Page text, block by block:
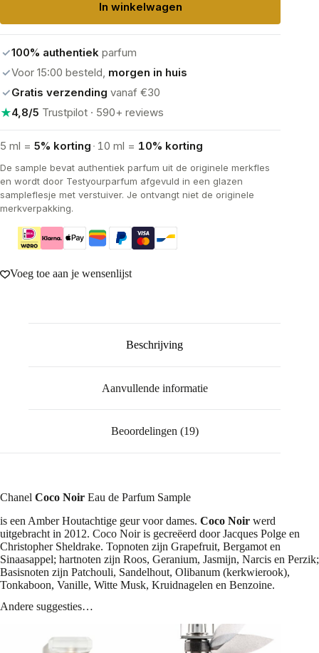
In winkelwagen
✓100% authentiek parfum
✓Voor 15:00 besteld, morgen in huis
✓Gratis verzending vanaf €30
★4,8/5 Trustpilot · 590+ reviews
5 ml = 5% korting · 10 ml = 10% korting
De sample bevat authentiek parfum uit de originele merkfles
en wordt door Testyourparfum afgevuld in een glazen
sampleflesje met verstuiver. Je ontvangt niet de originele
merkverpakking.
Voeg toe aan je wensenlijst
Beschrijving
Aanvullende informatie
Beoordelingen (19)
Chanel Coco Noir Eau de Parfum Sample
is een Amber Houtachtige geur voor dames. Coco Noir werd
uitgebracht in 2012. Coco Noir is gecreëerd door Jacques Polge en
Christopher Sheldrake. Topnoten zijn Grapefruit, Bergamot en
Sinaasappel; hartnoten zijn Roos, Geranium, Jasmijn, Narcis en Perzik;
Basisnoten zijn Patchouli, Sandelhout, Olibanum (kerkwierook),
Tonkaboon, Vanille, Witte Musk, Kruidnagelen en Benzoine.
Andere suggesties…